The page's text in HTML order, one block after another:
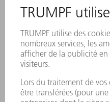
INSCRIPTION À LA NEWSLETTER
MYTRUMPF
PRODUITS
MACHINES & SYSTÈMES
LASER
ELECTRONIQUE DE PUISSANCE
OUTILS ÉLECTRIQUES
SMART FACTORY
LOGICIEL